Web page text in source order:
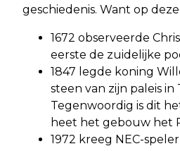
geschiedenis. Want op
1672 observeerde
eerste de zuidelijke
1847 legde koning
steen van zijn paleis in
Tegenwoordig is dit
heet het gebouw het
1972 kreeg NEC-